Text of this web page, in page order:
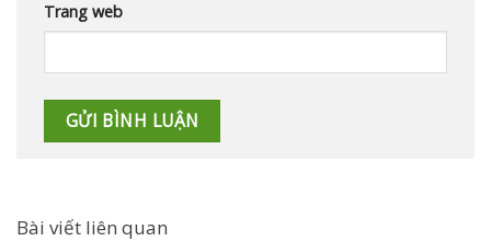
Trang web
Bài viết liên quan